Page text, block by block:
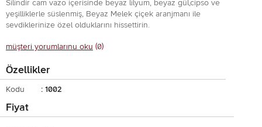
Silindir cam vazo içerisinde beyaz lilyum, beyaz gül,cipso ve
yeşilliklerle süslenmiş, Beyaz Melek çiçek aranjmanı ile
sevdiklerinize özel olduklarını hissettirin.
müşteri yorumlarınu oku (0)
Özellikler
Kodu : 1002
Fiyat